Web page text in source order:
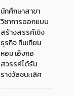
นักศึกษาสาขา
วิชาการออกแบบ
สร้างสรรค์เชิง
ธุรกิจ ทีมเทียน
หอม เอ็งกอ
สวรรค์ได้รับ
รางวัลชนะเลิศ